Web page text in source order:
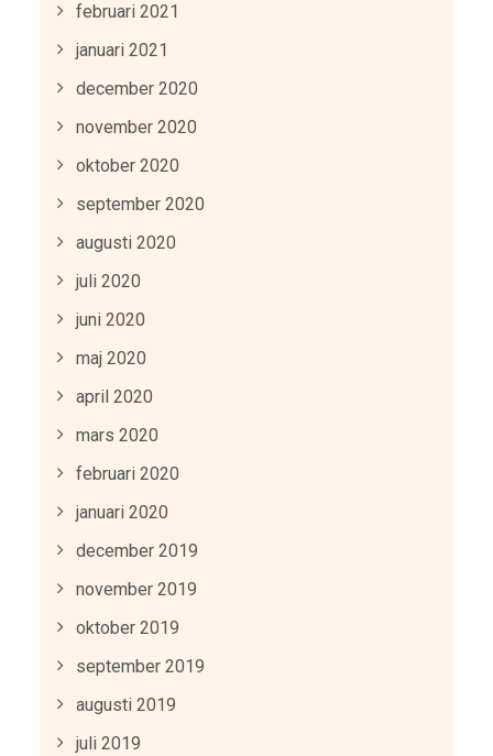
februari 2021
januari 2021
december 2020
november 2020
oktober 2020
september 2020
augusti 2020
juli 2020
juni 2020
maj 2020
april 2020
mars 2020
februari 2020
januari 2020
december 2019
november 2019
oktober 2019
september 2019
augusti 2019
juli 2019